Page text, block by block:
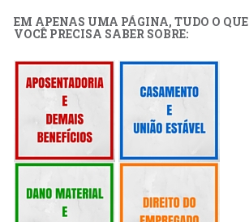
EM APENAS UMA PÁGINA, TUDO O QUE
VOCÊ PRECISA SABER SOBRE: